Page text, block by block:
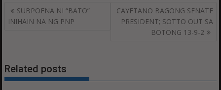
Post
navigation
SUBPOENA NI “BATO”
INIHAIN NA NG PNP
CAYETANO BAGONG SENATE
PRESIDENT; SOTTO OUT SA
BOTONG 13-9-2
Related posts